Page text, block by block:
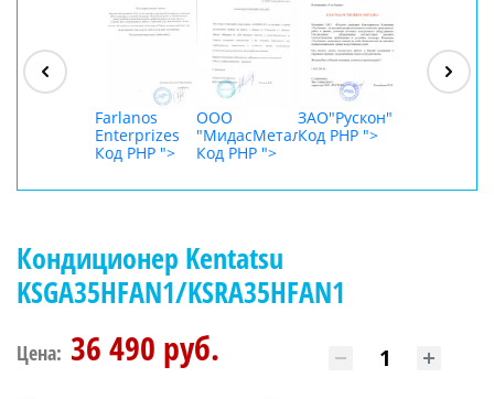
Farlanos
Enterprizes
Код PHP ">
ООО
"МидасМеталлАрт"
Код PHP ">
ЗАО"Рускон"
Код PHP ">
Кондиционер Kentatsu
KSGA35HFAN1/KSRA35HFAN1
Цена: 36 490 руб.